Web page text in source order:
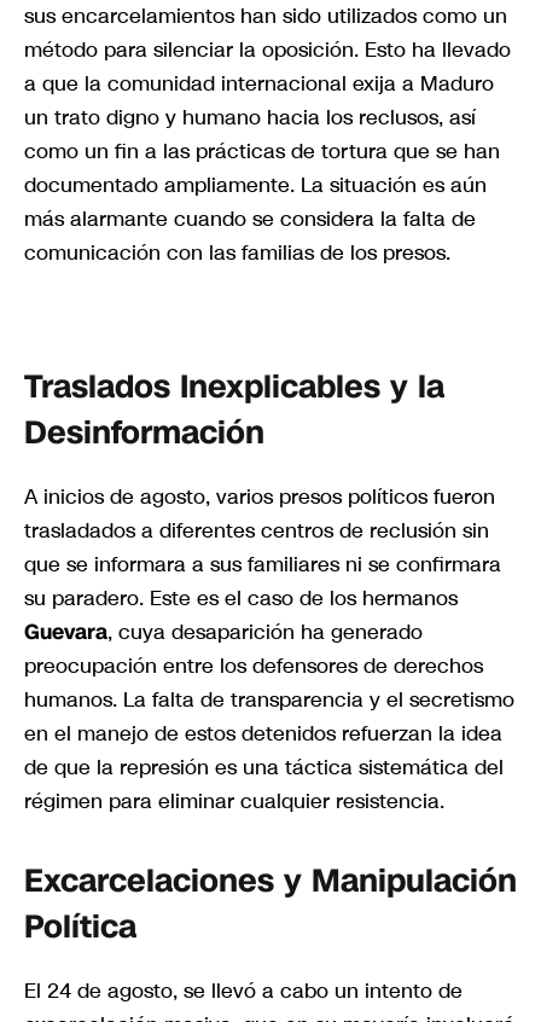
sus encarcelamientos han sido utilizados como un
método para silenciar la oposición. Esto ha llevado
a que la comunidad internacional exija a Maduro
un trato digno y humano hacia los reclusos, así
como un fin a las prácticas de tortura que se han
documentado ampliamente. La situación es aún
más alarmante cuando se considera la falta de
comunicación con las familias de los presos.
Traslados Inexplicables y la
Desinformación
A inicios de agosto, varios presos políticos fueron
trasladados a diferentes centros de reclusión sin
que se informara a sus familiares ni se confirmara
su paradero. Este es el caso de los hermanos
Guevara, cuya desaparición ha generado
preocupación entre los defensores de derechos
humanos. La falta de transparencia y el secretismo
en el manejo de estos detenidos refuerzan la idea
de que la represión es una táctica sistemática del
régimen para eliminar cualquier resistencia.
Excarcelaciones y Manipulación
Política
El 24 de agosto, se llevó a cabo un intento de